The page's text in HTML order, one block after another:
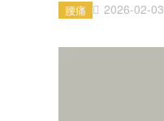
2026-02-03
腰痛